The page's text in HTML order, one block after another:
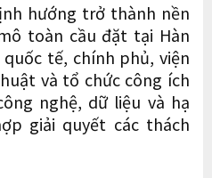
hướng trở thành nền
toàn cầu đặt tại Hàn
tế, chính phủ, viện
và tổ chức công ích
nghệ, dữ liệu và hạ
giải quyết các thách